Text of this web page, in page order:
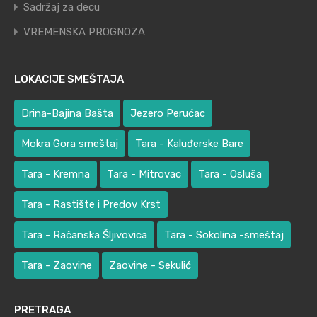
Sadržaj za decu
VREMENSKA PROGNOZA
LOKACIJE SMEŠTAJA
Drina-Bajina Bašta Jezero Perućac
Mokra Gora smeštaj Tara - Kaluđerske Bare
Tara - Kremna Tara - Mitrovac Tara - Osluša
Tara - Rastište i Predov Krst
Tara - Račanska Šljivovica Tara - Sokolina -smeštaj
Tara - Zaovine Zaovine - Sekulić
PRETRAGA